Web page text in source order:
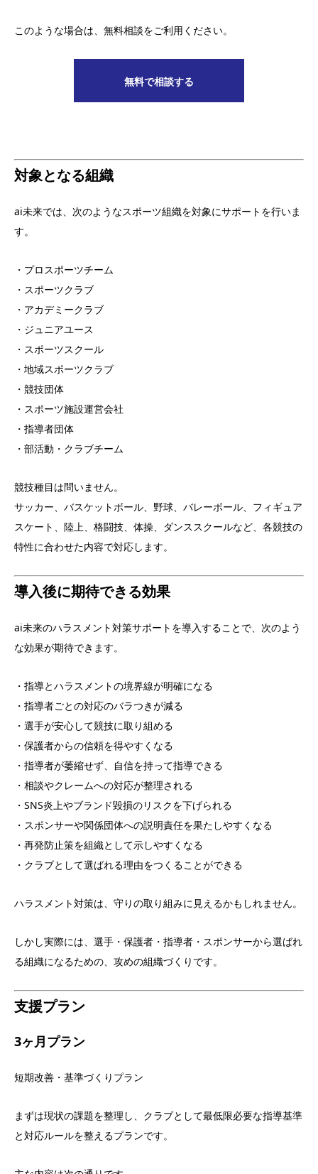
このような場合は、無料相談をご利用ください。
無料で相談する
対象となる組織
ai未来では、次のようなスポーツ組織を対象にサポートを行いま
す。
・プロスポーツチーム
・スポーツクラブ
・アカデミークラブ
・ジュニアユース
・スポーツスクール
・地域スポーツクラブ
・競技団体
・スポーツ施設運営会社
・指導者団体
・部活動・クラブチーム
競技種目は問いません。
サッカー、バスケットボール、野球、バレーボール、フィギュア
スケート、陸上、格闘技、体操、ダンススクールなど、各競技の
特性に合わせた内容で対応します。
導入後に期待できる効果
ai未来のハラスメント対策サポートを導入することで、次のよう
な効果が期待できます。
・指導とハラスメントの境界線が明確になる
・指導者ごとの対応のバラつきが減る
・選手が安心して競技に取り組める
・保護者からの信頼を得やすくなる
・指導者が萎縮せず、自信を持って指導できる
・相談やクレームへの対応が整理される
・SNS炎上やブランド毀損のリスクを下げられる
・スポンサーや関係団体への説明責任を果たしやすくなる
・再発防止策を組織として示しやすくなる
・クラブとして選ばれる理由をつくることができる
ハラスメント対策は、守りの取り組みに見えるかもしれません。
しかし実際には、選手・保護者・指導者・スポンサーから選ばれ
る組織になるための、攻めの組織づくりです。
支援プラン
3ヶ月プラン
短期改善・基準づくりプラン
まずは現状の課題を整理し、クラブとして最低限必要な指導基準
と対応ルールを整えるプランです。